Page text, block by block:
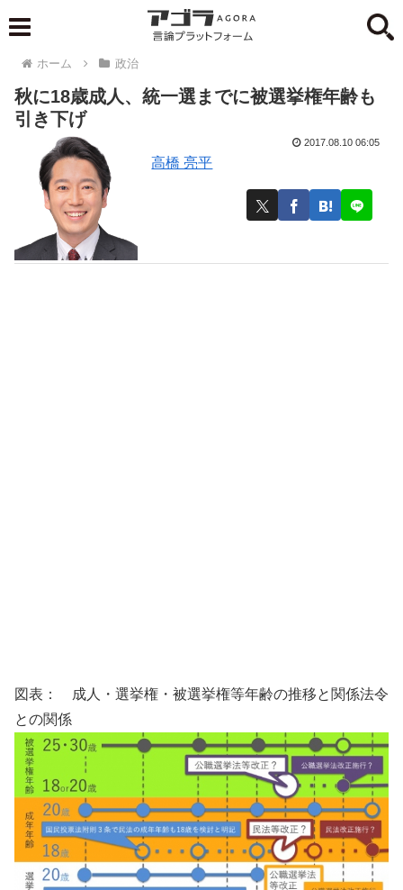
ホーム 政治
秋に18歳成人、統一選までに被選挙権年齢も
引き下げ
高橋 亮平
2017.08.10 06:05
図表： 成人・選挙権・被選挙権等年齢の推移と関係法令
との関係